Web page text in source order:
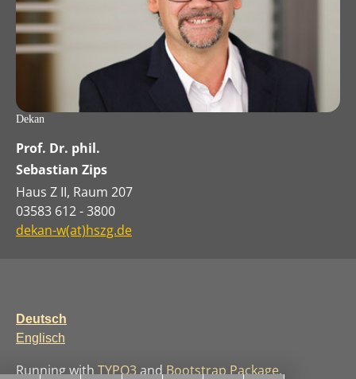
Dekan
Prof. Dr. phil.
Sebastian Zips
Haus Z II, Raum 207
03583 612 - 3800
dekan-w(at)hszg.de
Deutsch
Englisch
Running withTYPO3andBootstrap Package.